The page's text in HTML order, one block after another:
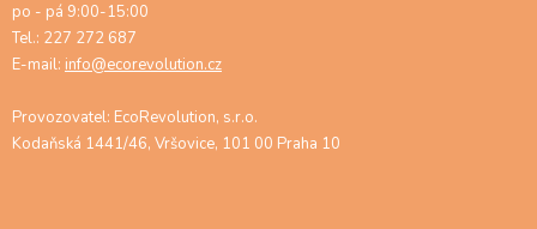
po - pá 9:00-15:00
Tel.: 227 272 687
E-mail: info@ecorevolution.cz
Provozovatel: EcoRevolution, s.r.o.
Kodaňská 1441/46, Vršovice, 101 00 Praha 10